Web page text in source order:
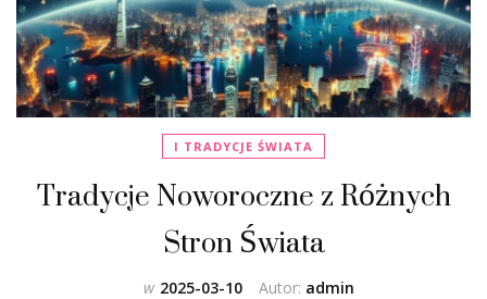
I TRADYCJE ŚWIATA
Tradycje Noworoczne z Różnych
Stron Świata
Autor: admin
w 2025-03-10